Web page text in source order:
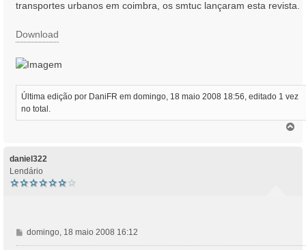
e
transportes urbanos em coimbra, os smtuc lançaram esta revista.
Download
Última edição por DaniFR em domingo, 18 maio 2008 18:56, editado 1 vez
no total.
daniel322
Lendário
M
e
domingo, 18 maio 2008 16:12